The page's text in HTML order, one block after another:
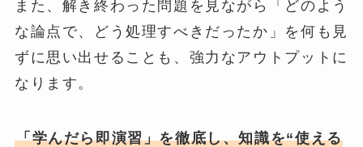
また、解き終わった問題を見ながら「どのよう
な論点で、どう処理すべきだったか」を何も見
ずに思い出せることも、強力なアウトプットに
なります。
「学んだら即演習」を徹底し、知識を“使える